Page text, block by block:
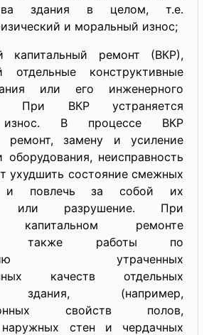
здания в целом, т.е.
и моральный износ;
капитальный ремонт (ВКР),
отдельные конструктивные
или его инженерного
При ВКР устраняется
износ. В процессе ВКР
ремонт, замену и усиление
оборудования, неисправность
ухудшить состояние смежных
и повлечь за собой их
или разрушение. При
капитальном ремонте
также работы по
утраченных
качеств отдельных
здания, (например,
свойств полов,
стен и чердачных